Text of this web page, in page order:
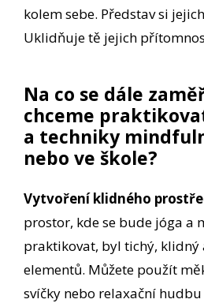
kolem sebe. Představ si
Uklidňuje tě jejich
Na co se dále
chceme
a techniky
nebo ve škole?
Vytvoření klidného
prostor, kde se bude jóga a
praktikovat, byl tichý, klidný
elementů. Můžete použít
svíčky nebo relaxační